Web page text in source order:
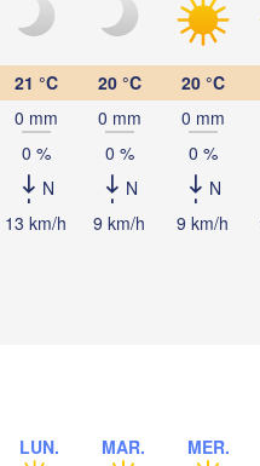
21 °C
0 mm
0 %
N
13 km/h
20 °C
0 mm
0 %
N
9 km/h
20 °C
0 mm
0 %
N
9 km/h
LUN. MAR. MER.
Sarajevo
Podgorica
Split
Banja Luka
BOSNIE-
HERZÉGOVINE